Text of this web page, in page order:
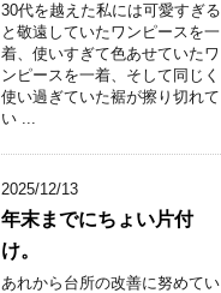
30代を越えた私には可愛すぎる
と敬遠していたワンピースを一
着、使いすぎて色あせていたワ
ンピースを一着、そして同じく
使い過ぎていた裾が擦り切れて
い ...
2025/12/13
年末までにちょい片付
け。
あれから台所の改善に努めてい